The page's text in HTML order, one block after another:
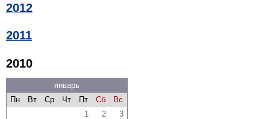
2012
2011
2010
январь
Пн
Вт Ср Чт Пт Сб
Вс
1
2
3